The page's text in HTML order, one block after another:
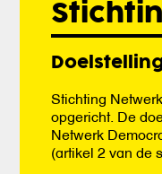
Stichting
opgericht. De
Netwerk
(artikel 2 van de